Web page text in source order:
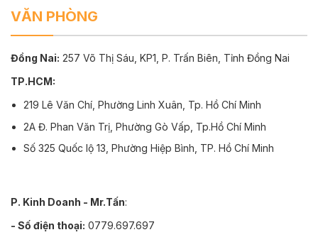
VĂN PHÒNG
Đồng Nai: 257 Võ Thị Sáu, KP1, P. Trấn Biên, Tỉnh Đồng Nai
TP.HCM:
219 Lê Văn Chí, Phường Linh Xuân, Tp. Hồ Chí Minh
2A Đ. Phan Văn Trị, Phường Gò Vấp, Tp.Hồ Chí Minh
Số 325 Quốc lộ 13, Phường Hiệp Bình, TP. Hồ Chí Minh
P. Kinh Doanh - Mr.Tấn:
- Số điện thoại: 0779.697.697